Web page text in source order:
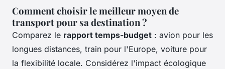
Comment choisir le meilleur moyen de
transport pour sa destination ?
Comparez le rapport temps-budget : avion pour les
longues distances, train pour l'Europe, voiture pour
la flexibilité locale. Considérez l'impact écologique